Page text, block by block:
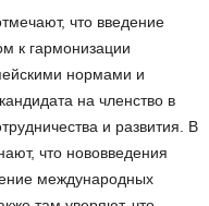
что введение
к гармонизации
нормами и
на членство в
и развития. В
что нововведения
международных